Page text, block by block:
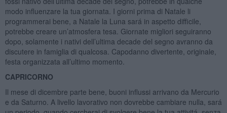
modo influenzare la tua giornata. I giorni prima di Natale li
programmerai bene, a Natale la Luna sará in aspetto difficile,
potrebbe creare un’atmosfera tesa. Giornate migliori seguiranno
dopo, solamente i nativi dell’ultima decade del segno avranno da
discutere in famiglia di qualcosa. Capodanno divertente, originale,
festa organizzata all’ultimo momento.
CAPRICORNO
Il mese di dicembre parte bene, buoni influssi arrivano da Mercurio
e da Saturno. A livello lavorativo non dovrebbe cambiare nulla, sará